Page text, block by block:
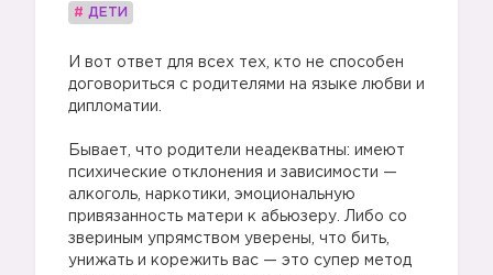
# ДЕТИ
И вот ответ для всех тех, кто не способен
договориться с родителями на языке любви и
дипломатии.
Бывает, что родители неадекватны: имеют
психические отклонения и зависимости —
алкоголь, наркотики, эмоциональную
привязанность матери к абьюзеру. Либо со
звериным упрямством уверены, что бить,
унижать и корежить вас — это супер метод